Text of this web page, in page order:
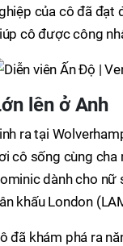
của cô đã đạt
cô được công
lên ở Anh
ra tại
cô sống cùng cha
dành cho nữ
khấu London
đã khám phá ra